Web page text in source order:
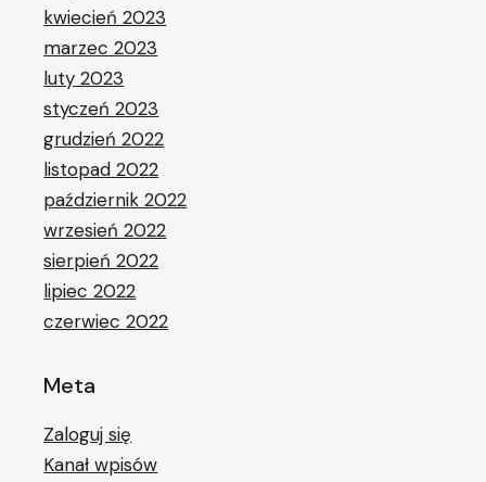
kwiecień 2023
marzec 2023
luty 2023
styczeń 2023
grudzień 2022
listopad 2022
październik 2022
wrzesień 2022
sierpień 2022
lipiec 2022
czerwiec 2022
Meta
Zaloguj się
Kanał wpisów